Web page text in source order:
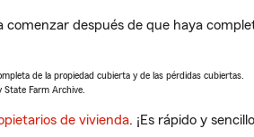
comenzar después de que haya
de la propiedad cubierta y de las pérdidas cubiertas.
Farm Archive.
de vivienda. ¡Es rápido y